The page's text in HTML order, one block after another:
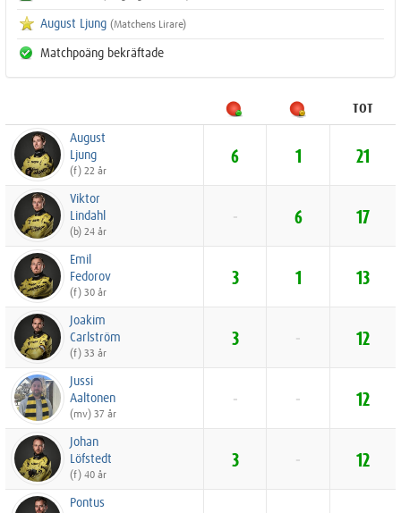
August Ljung (Matchens Lirare)
Matchpoäng bekräftade
TOT
August
Ljung
(f) 22 år
6 1 21
Viktor
Lindahl
(b) 24 år
- 6 17
Emil
Fedorov
(f) 30 år
3 1 13
Joakim
Carlström
(f) 33 år
3 - 12
Jussi
Aaltonen
(mv) 37 år
- - 12
Johan
Löfstedt
(f) 40 år
3 - 12
Pontus